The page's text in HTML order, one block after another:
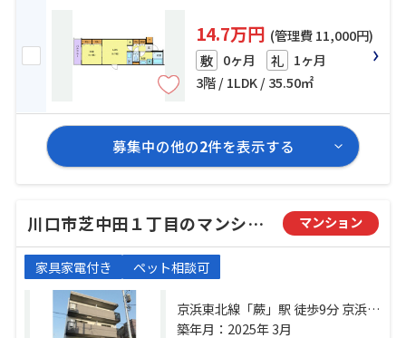
14.7万円 (管理費 11,000円)
敷 0ヶ月 礼 1ヶ月
3階 / 1LDK / 35.50㎡
募集中の他の2件を表示する
川口市芝中田１丁目のマンション マンション
家具家電付き ペット相談可
京浜東北線「蕨」駅 徒歩9分 京浜東
北線「西川口」駅 徒歩25分 埼京線
築年月：2025年 3月